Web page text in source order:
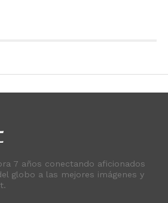
7 años conectando aficionados
globo a las mejores imágenes y